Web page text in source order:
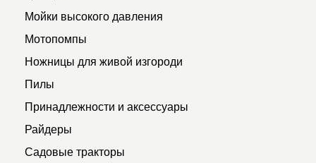
Мойки высокого давления
Мотопомпы
Ножницы для живой изгороди
Пилы
Принадлежности и аксессуары
Райдеры
Садовые тракторы